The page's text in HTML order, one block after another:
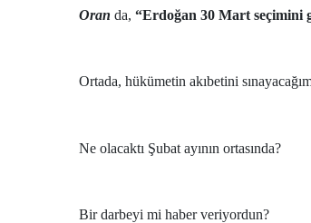
Oran da, “Erdoğan 30 Mart seçimini
Ortada, hükümetin akıbetini
Ne olacaktı Şubat ayının ortasında?
Bir darbeyi mi haber veriyordun?